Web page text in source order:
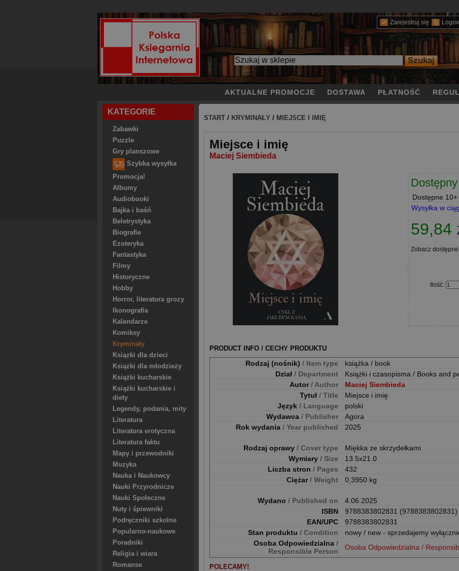
Zarejestruj się
AKTUALNE PROMOCJE DOSTAWA PŁATNOŚĆ
KATEGORIE
Zabawki
Puzzle
Gry planszowe
Szybka wysyłka
Promocja!
Albumy
Audiobooki
Bajka i baśń
Beletrystyka
Biografie
Ezoteryka
Fantastyka
Filmy
Historyczne
Hobby
Horror, literatura grozy
Ikonografia
Kalendarze
Komiksy
Kryminały
Ksiązki dla dzieci
Ksiązki dla młodzieży
Książki kucharskie
Książki kucharskie i
diety
Legendy, podania, mity
Literatura
Literatura erotyczna
Literatura faktu
Mapy i przewodniki
Muzyka
Nauka i Naukowcy
Nauki Przyrodnicze
Nauki Społeczne
Nuty i śpiewniki
Podręczniki szkolne
Popularno-naukowe
Poradniki
Religia i wiara
Romanse
START / KRYMINAŁY / MIEJSCE I IMIĘ
Miejsce i imię
Maciej Siembieda
Dostępny
Dostępne
Wysyłka w
59,84
Zobacz dostępne
Ilość:
PRODUCT INFO / CECHY PRODUKTU
Rodzaj (nośnik) / Item type
książka / book
Dział / Department
Książki i czasopisma / Books and
Autor/ Author
Maciej Siembieda
Tytuł / Title
Miejsce i imię
Język / Language
polski
Wydawca / Publisher
Agora
Rok wydania / Year published 2025
Rodzaj oprawy / Cover type
Miękka ze skrzydełkami
Wymiary / Size
13.5x21.0
Liczba stron / Pages
432
Ciężar/ Weight 0,3950 kg
Wydano / Published on
4.06.2025
ISBN
9788383802831 (9788383802831)
EAN/UPC
9788383802831
Stan produktu / Condition
nowy / new - sprzedajemy
Osoba Odpowiedzialna /
Responsible Person
Osoba Odpowiedzialna /
POLECAMY!